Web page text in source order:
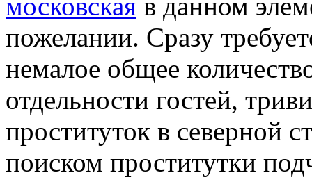
пожелании. Сразу
немалое общее
отдельности гостей,
проституток в северной
поиском проститутки